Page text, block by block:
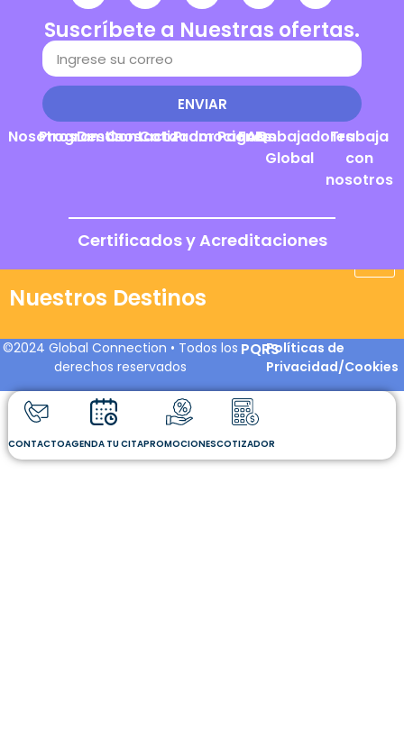
Suscríbete a Nuestras ofertas.
ENVIAR
Nosotros
Programas
Destinos
Contacto
Cotizador
Promociones
Pagos
FAQs
Embajadores
Global
Trabaja
con
nosotros
Certificados y Acreditaciones
Nuestros Destinos
©2024 Global Connection • Todos los
derechos reservados
PQRSPolíticas de
Privacidad/Cookies
CONTACTOAGENDA TU CITAPROMOCIONESCOTIZADOR